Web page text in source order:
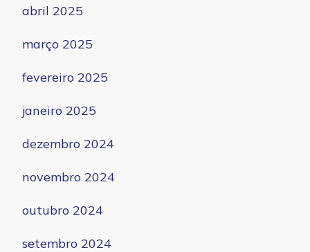
abril 2025
março 2025
fevereiro 2025
janeiro 2025
dezembro 2024
novembro 2024
outubro 2024
setembro 2024